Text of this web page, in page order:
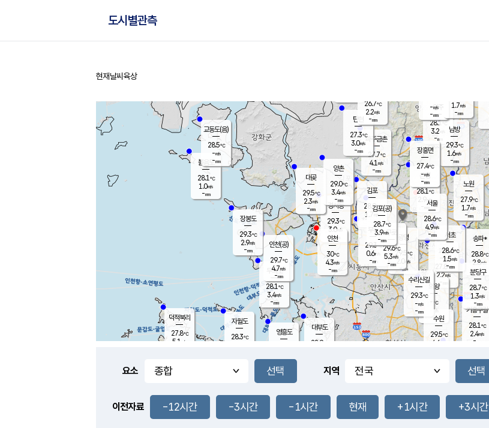
도시별관측
홈
현재날씨 육상
풍도
4.0m/s
무의도
28.1℃
3.4m/s
-mm
영흥도
볼음도
28.1℃
1.0m/s
-mm
자월도
28.3℃
양주
28.1℃
3.2
-mm
과천
27.8℃
2.2m/s
- mm
장봉도
29.3℃
2.9m/s
-mm
-mm
28.5
℃
대부도
28.9
-
경서동
29.3℃
3.0m/s
-mm
파주금촌
27.7℃
4.1 m/s
-mm
대곶
29.5℃
2.3m/s
-mm
탄현
27.3℃
3.0m/s
-mm
29.3℃
1.3m/s
-mm
의왕
- ℃
m/s
mm
김포
28.9℃
1.7 m/s
mm
광명
29.5 ℃
2.0 m/s
-mm
부천
29.3℃
0.6m/s
-mm
-mm
양촌
29.0℃
3.4m/s
-mm
구로
29.6℃
5.3m/s
-mm
은평
28.1℃
2.9 m/s
- mm
노원
27.9℃
1.7m/s
-mm
송파*
28.8℃
2.8m/s
-mm
서초
28.6℃
1.5m/s
-mm
남방
29.3℃
1.6m/s
-mm
기흥구갈
28.1℃
2.4m/s
-
수리산길
29.3℃
-m/s
-mm
분당구
28.7℃
1.3m/s
-mm
장흥면
27.4℃
-m/s
-mm
-m/s
-mm
덕적북리
27.8℃
5.1 m/s
인천(공)
29.7℃
4.7m/s
-mm
김포(공)
28.7℃
3.9m/s
-mm
교동도(음)
28.5℃
-m/s
-mm
수원
29.5℃
4.6 m/s
인천
30℃
4.3m/s
-mm
서울
28.6℃
4.9m/s
-mm
26.7℃
2.2m/s
-mm
1.7m/s
-mm
요소 지역
이전자료 -12시간 -3시간 -1시간 현재 +1시간 +3시간